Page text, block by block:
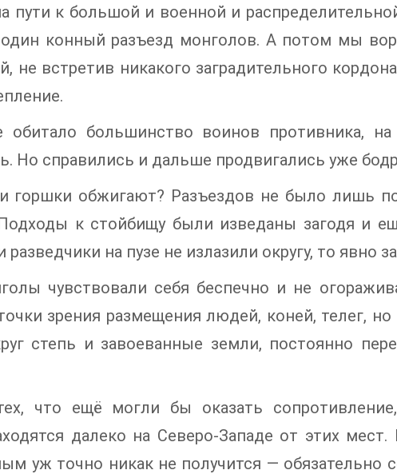
пути к большой и военной и
один конный разъезд монголов. А потом мы
не встретив никакого заградительного
обитало большинство воинов противника, на
Но справились и дальше продвигались уже
горшки обжигают? Разъездов не было лишь
к стойбищу были изведаны загодя и
на пузе не излазили округу, то явно
чувствовали себя беспечно и не
зрения размещения людей, коней, телег,
степь и завоеванные земли, постоянно
что ещё могли бы оказать
далеко на Северо-Западе от этих
уж точно никак не получится — обязательно